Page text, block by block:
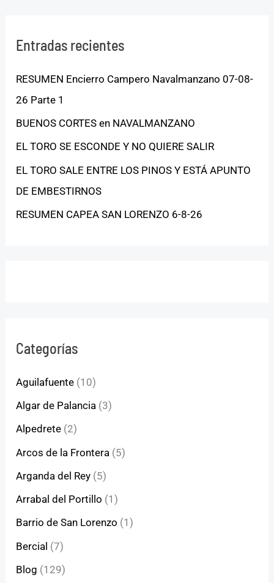
Entradas recientes
RESUMEN Encierro Campero Navalmanzano 07-08-
26 Parte 1
BUENOS CORTES en NAVALMANZANO
EL TORO SE ESCONDE Y NO QUIERE SALIR
EL TORO SALE ENTRE LOS PINOS Y ESTÁ APUNTO
DE EMBESTIRNOS
RESUMEN CAPEA SAN LORENZO 6-8-26
Categorías
Aguilafuente (10)
Algar de Palancia (3)
Alpedrete (2)
Arcos de la Frontera (5)
Arganda del Rey (5)
Arrabal del Portillo (1)
Barrio de San Lorenzo (1)
Bercial (7)
Blog (129)